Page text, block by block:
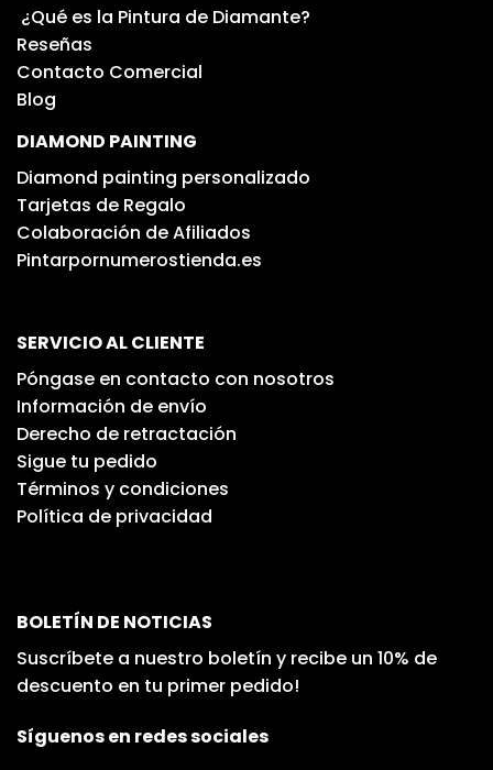
¿Qué es la Pintura de Diamante?
Reseñas
Contacto Comercial
Blog
DIAMOND PAINTING
Diamond painting personalizado
Tarjetas de Regalo
Colaboración de Afiliados
Pintarpornumerostienda.es
SERVICIO AL CLIENTE
Póngase en contacto con nosotros
Información de envío
Derecho de retractación
Sigue tu pedido
Términos y condiciones
Política de privacidad
BOLETÍN DE NOTICIAS
Suscríbete a nuestro boletín y recibe un 10% de
descuento en tu primer pedido!
Síguenos en redes sociales